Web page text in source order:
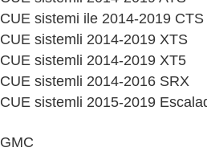
CUE sistemi ile 2014-2019 CTS
CUE sistemli 2014-2019 XTS
CUE sistemli 2014-2019 XT5
CUE sistemli 2014-2016 SRX
CUE sistemli 2015-2019
GMC